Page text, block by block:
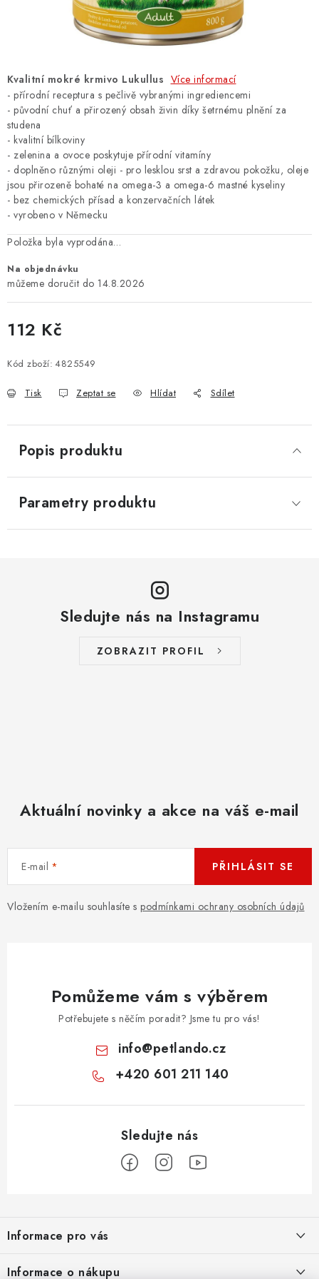
REGISTROVAT
O nás Kontakty
Jak vyměnit či vrátit zboží
Podmínky ochrany osobních údajů
Obchodní podmínky
Doprava a platba Moje objednávka
Kvalitní mokré krmivo Lukullus Více informací
- přírodní receptura s pečlivě vybranými ingrediencemi
- původní chuť a přirozený obsah živin díky šetrnému plnění za
studena
- kvalitní bílkoviny
- zelenina a ovoce poskytuje přírodní vitamíny
- doplněno různými oleji - pro lesklou srst a zdravou pokožku, oleje
jsou přirozeně bohaté na omega-3 a omega-6 mastné kyseliny
- bez chemických přísad a konzervačních látek
- vyrobeno v Německu
Položka byla vyprodána…
Na objednávku
14.8.2026
112 Kč
Kód zboží: 4825549
Tisk Zeptat se Hlídat Sdílet
Popis produktu
Parametry produktu
Sledujte nás na Instagramu
ZOBRAZIT PROFIL
Aktuální novinky a akce na váš e-mail
E-mail
Vložením e-mailu souhlasíte s podmínkami ochrany osobních údajů
PŘIHLÁSIT SE
Pomůžeme vám s výběrem
Potřebujete s něčím poradit? Jsme tu pro vás!
info@petlando.cz
+420 601 211 140
p
a
Informace pro vás
Nové věrnostní podmínky
Informace o nákupu